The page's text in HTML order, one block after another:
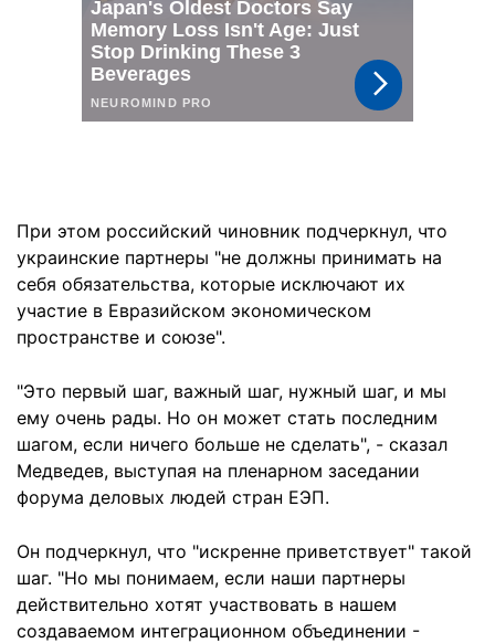
При этом российский чиновник подчеркнул, что
украинские партнеры "не должны принимать на
себя обязательства, которые исключают их
участие в Евразийском экономическом
пространстве и союзе".
"Это первый шаг, важный шаг, нужный шаг, и мы
ему очень рады. Но он может стать последним
шагом, если ничего больше не сделать", - сказал
Медведев, выступая на пленарном заседании
форума деловых людей стран ЕЭП.
Он подчеркнул, что "искренне приветствует" такой
шаг. "Но мы понимаем, если наши партнеры
действительно хотят участвовать в нашем
создаваемом интеграционном объединении -